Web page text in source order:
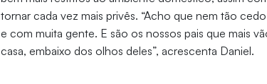
tornar cada vez mais privês. “Acho que nem tão
e com muita gente. E são os nossos pais que mais
casa, embaixo dos olhos deles”, acrescenta Daniel.